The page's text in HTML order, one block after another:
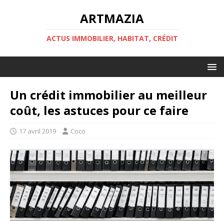
ARTMAZIA
ACTUS IMMOBILIER, HABITAT, CRÉDIT
Un crédit immobilier au meilleur
coût, les astuces pour ce faire
17 avril 2019 Coco